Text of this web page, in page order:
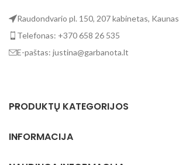
Raudondvario pl. 150, 207 kabinetas, Kaunas
Telefonas: +370 658 26 535
E-paštas: justina@garbanota.lt
PRODUKTŲ KATEGORIJOS
INFORMACIJA